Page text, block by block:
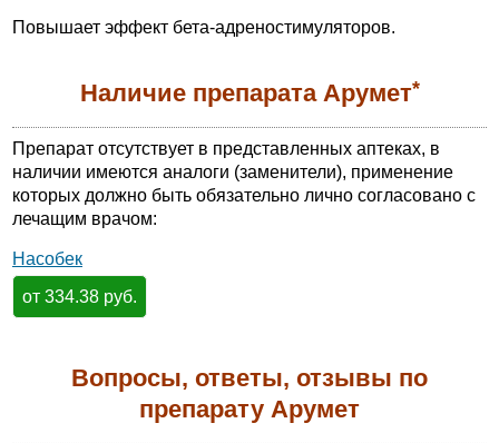
Повышает эффект бета-адреностимуляторов.
Наличие препарата Арумет*
Препарат отсутствует в представленных аптеках, в
наличии имеются аналоги (заменители), применение
которых должно быть обязательно лично согласовано с
лечащим врачом:
Насобек
от 334.38 руб.
Вопросы, ответы, отзывы по
препарату Арумет